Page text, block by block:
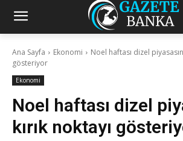
Ana Sayfa Ekonomi
Noel haftası dizel
gösteriyor
Ekonomi
Noel haftası dizel
kırık noktayı